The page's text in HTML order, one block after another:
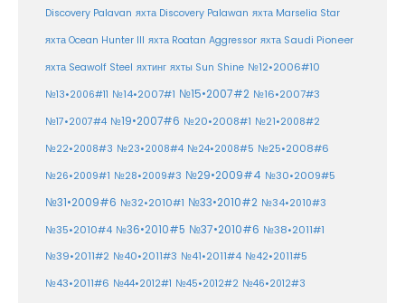
Discovery Palavan яхта Discovery Palawan яхта Marselia Star
яхта Ocean Hunter III яхта Roatan Aggressor яхта Saudi Pioneer
яхта Seawolf Steel яхтинг яхты Sun Shine №12•2006#10
№13•2006#11 №14•2007#1 №15•2007#2 №16•2007#3
№17•2007#4 №19•2007#6 №20•2008#1 №21•2008#2
№22•2008#3 №23•2008#4 №24•2008#5 №25•2008#6
№26•2009#1 №28•2009#3 №29•2009#4 №30•2009#5
№31•2009#6 №32•2010#1 №33•2010#2 №34•2010#3
№35•2010#4 №36•2010#5 №37•2010#6 №38•2011#1
№39•2011#2 №40•2011#3 №41•2011#4 №42•2011#5
№43•2011#6 №44•2012#1 №45•2012#2 №46•2012#3